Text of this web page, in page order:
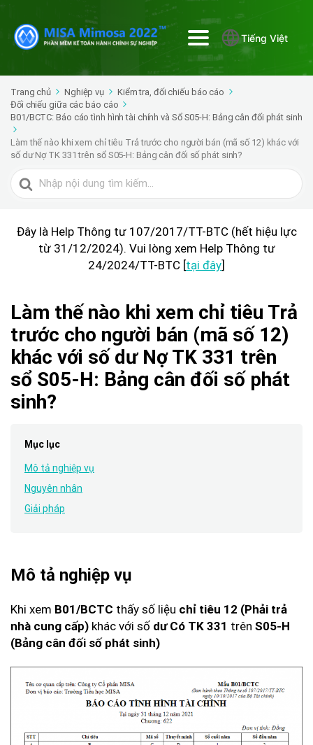
Tiếng Việt
Trang chủ Nghiệp vụ
Kiểm tra, đối chiếu báo cáo
Đối chiếu giữa các báo cáo
B01/BCTC: Báo cáo tình hình tài chính và Sổ S05-H: Bảng cân đối phát sinh
Làm thế nào khi xem chỉ tiêu Trả trước cho người bán (mã số 12) khác với
số dư Nợ TK 331 trên sổ S05-H: Bảng cân đối số phát sinh?
Tìm
kiếm
Đây là Help Thông tư 107/2017/TT-BTC (hết hiệu lực
từ 31/12/2024). Vui lòng xem Help Thông tư
24/2024/TT-BTC [tại đây]
Làm thế nào khi xem chỉ tiêu Trả
trước cho người bán (mã số 12)
khác với số dư Nợ TK 331 trên
sổ S05-H: Bảng cân đối số phát
sinh?
Mục lục
Mô tả nghiệp vụ
Nguyên nhân
Giải pháp
Mô tả nghiệp vụ
Khi xem B01/BCTC thấy số liệu chỉ tiêu 12 (Phải trả
nhà cung cấp) khác với số dư Có TK 331 trên S05-H
(Bảng cân đối số phát sinh)